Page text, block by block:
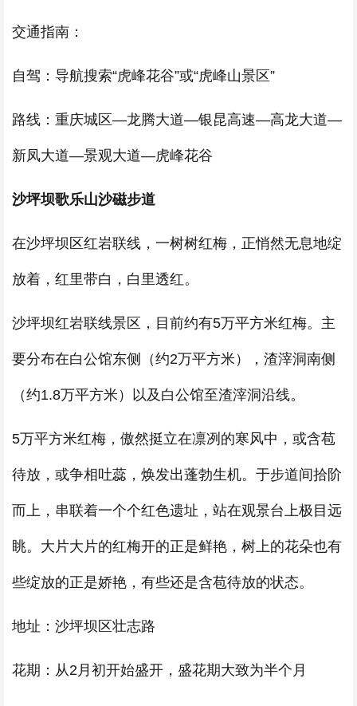
交通指南：
自驾：导航搜索“虎峰花谷”或“虎峰山景区”
路线：重庆城区—龙腾大道—银昆高速—高龙大道—
新凤大道—景观大道—虎峰花谷
沙坪坝歌乐山沙磁步道
在沙坪坝区红岩联线，一树树红梅，正悄然无息地绽
放着，红里带白，白里透红。
沙坪坝红岩联线景区，目前约有5万平方米红梅。主
要分布在白公馆东侧（约2万平方米），渣滓洞南侧
（约1.8万平方米）以及白公馆至渣滓洞沿线。
5万平方米红梅，傲然挺立在凛冽的寒风中，或含苞
待放，或争相吐蕊，焕发出蓬勃生机。于步道间拾阶
而上，串联着一个个红色遗址，站在观景台上极目远
眺。大片大片的红梅开的正是鲜艳，树上的花朵也有
些绽放的正是娇艳，有些还是含苞待放的状态。
地址：沙坪坝区壮志路
花期：从2月初开始盛开，盛花期大致为半个月